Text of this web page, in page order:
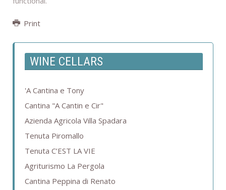
Print
WINE CELLARS
'A Cantina e Tony
Cantina "A Cantin e Cir"
Azienda Agricola Villa Spadara
Tenuta Piromallo
Tenuta C’EST LA VIE
Agriturismo La Pergola
Cantina Peppina di Renato